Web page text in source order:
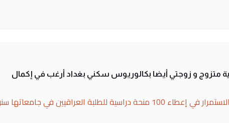
متزوج و زوجتي أيضا بكالوريوس سكني بغداد أرغب في إكمال
للطلبة العراقيين في جامعاتها سنويا